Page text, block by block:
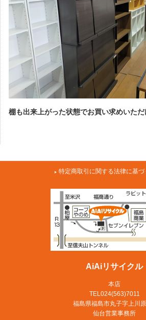
棚も出来上がった状態でお買い求めいただ
特定商取引に関する法律に基づ
AiAiリサイクル
本店
TEL024(563)7011
福島県福島市丸子字上川
仙台営業事務所